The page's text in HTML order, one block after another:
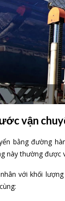
vận
bằng đường
này thường được
với khối